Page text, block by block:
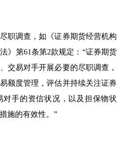
职调查，如《证券期货经营机构
》第61条第2款规定：“证券期货
交易对手开展必要的尽职调查，
额度管理，评估并持续关注证券
对手的资信状况，以及担保物状
施的有效性。”